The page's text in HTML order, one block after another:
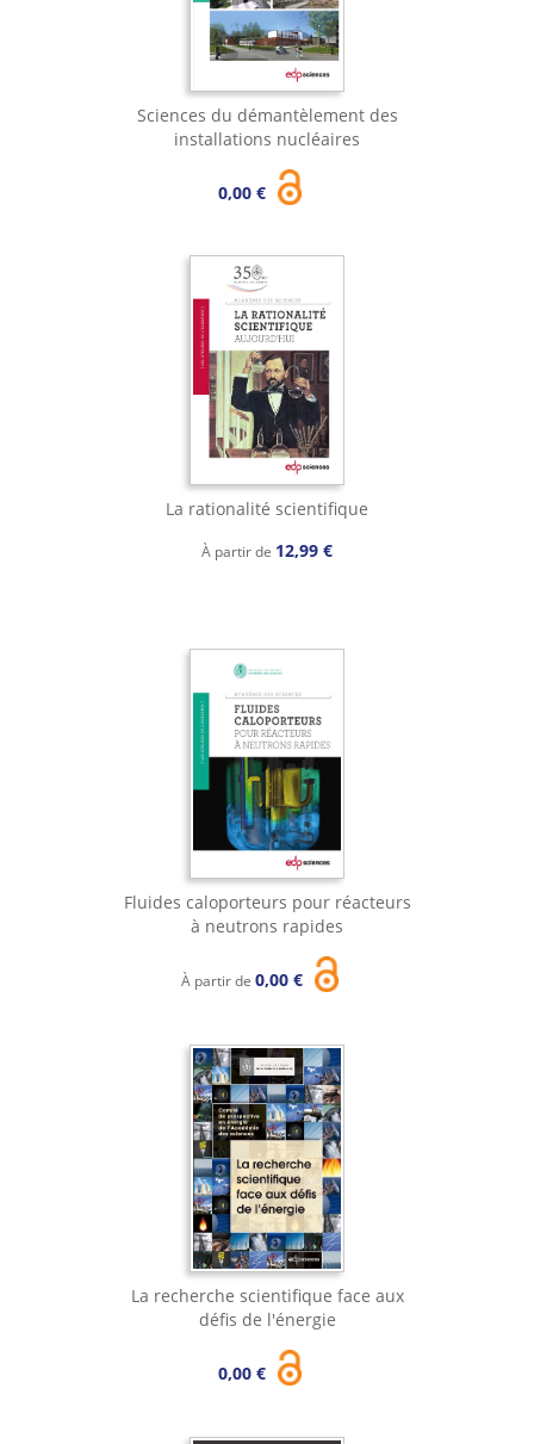
Sciences du démantèlement des
installations nucléaires
0,00 €
La rationalité scientifique
À partir de 12,99 €
Fluides caloporteurs pour réacteurs
à neutrons rapides
À partir de 0,00 €
La recherche scientifique face aux
défis de l'énergie
0,00 €